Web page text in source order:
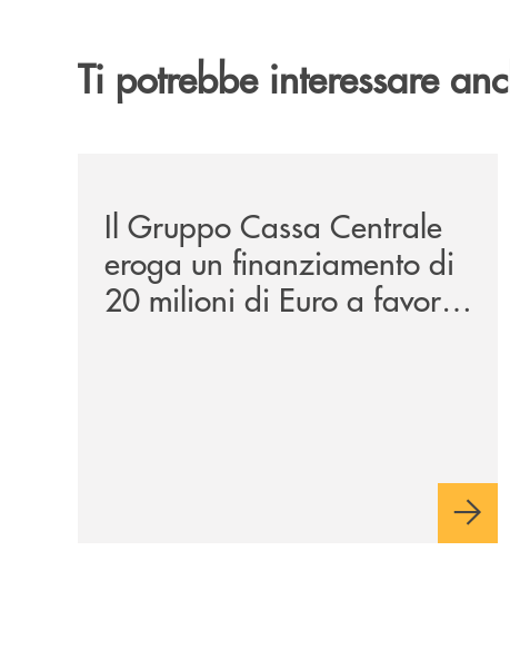
Ti potrebbe interessare
Il Gruppo Cassa Centrale
eroga un finanziamento di
20 milioni di Euro a favore